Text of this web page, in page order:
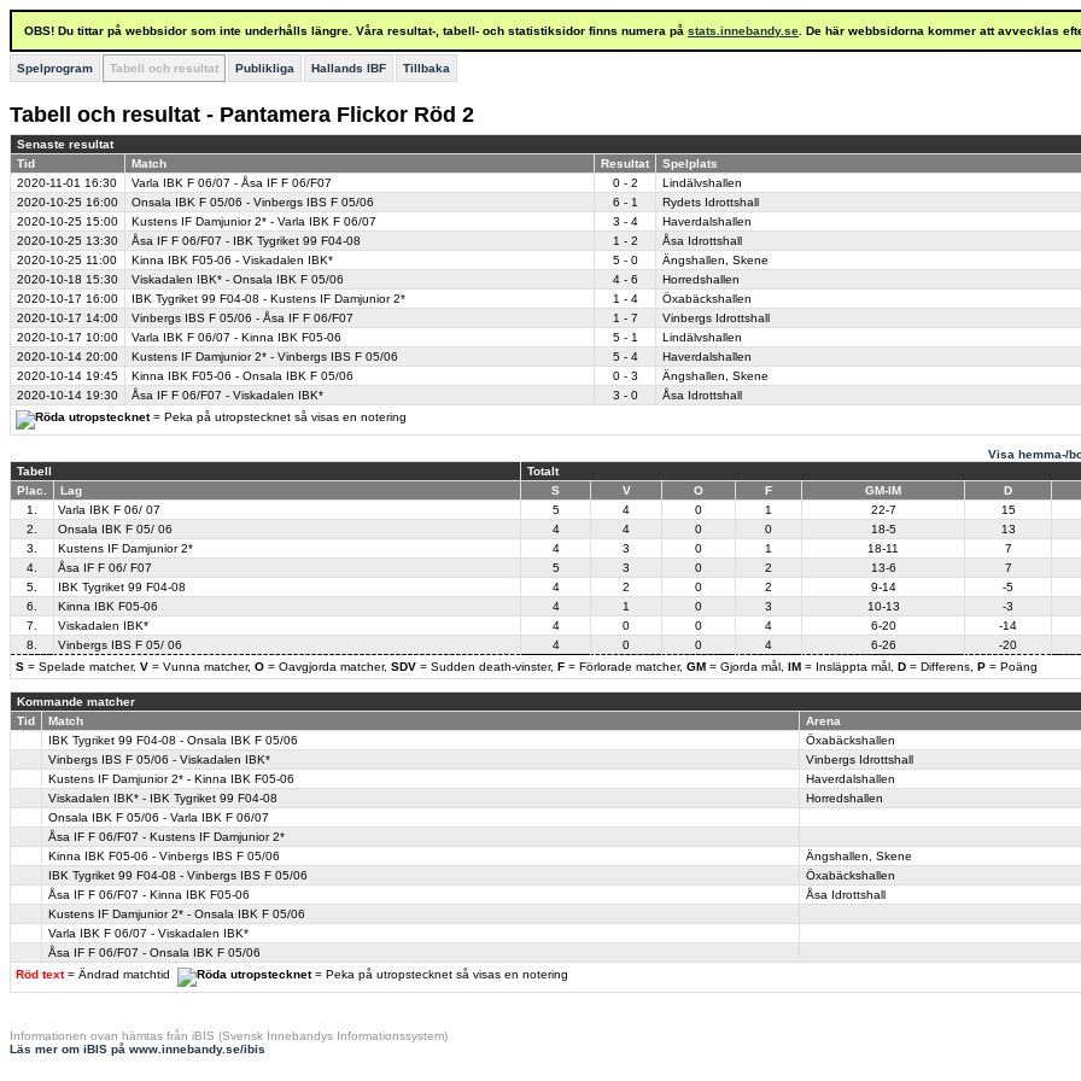
OBS! Du tittar på webbsidor som inte underhålls längre. Våra resultat-, tabell- och statistiksidor finns numera på stats.innebandy.se . De här webbsidorna kommer att avvecklas
Spelprogram Tabell och resultat Publikliga Hallands IBF Tillbaka
Tabell och resultat - Pantamera Flickor Röd 2
Senaste resultat
Tid
Match Resultat Spelplats
= Peka på utropstecknet så visas en notering
2020-11-01 16:30 Varla IBK F 06/07 - Åsa IF F 06/F07 0 - 2
Lindälvshallen
2020-10-25 16:00 Onsala IBK F 05/06 - Vinbergs IBS F 05/06 6 - 1
Rydets Idrottshall
2020-10-25 15:00 Kustens IF Damjunior 2* - Varla IBK F 06/07 3 - 4
Haverdalshallen
2020-10-25 13:30 Åsa IF F 06/F07 - IBK Tygriket 99 F04-08 1 - 2
Åsa Idrottshall
2020-10-25 11:00 Kinna IBK F05-06 - Viskadalen IBK* 5 - 0
Ängshallen, Skene
2020-10-18 15:30 Viskadalen IBK* - Onsala IBK F 05/06 4 - 6
Horredshallen
2020-10-17 16:00 IBK Tygriket 99 F04-08 - Kustens IF Damjunior 2* 1 - 4
Öxabäckshallen
2020-10-17 14:00 Vinbergs IBS F 05/06 - Åsa IF F 06/F07 1 - 7
Vinbergs Idrottshall
2020-10-17 10:00 Varla IBK F 06/07 - Kinna IBK F05-06 5 - 1
Lindälvshallen
2020-10-14 20:00 Kustens IF Damjunior 2* - Vinbergs IBS F 05/06 5 - 4
Haverdalshallen
2020-10-14 19:45 Kinna IBK F05-06 - Onsala IBK F 05/06 0 - 3
Ängshallen, Skene
2020-10-14 19:30 Åsa IF F 06/F07 - Viskadalen IBK* 3 - 0 Åsa Idrottshall
Visa hemma-/
Tabell
Totalt
Plac.
Lag S V O F GM-IM D
S = Spelade matcher, V = Vunna matcher, O = Oavgjorda matcher, SDV = Sudden death-vinster, F = Förlorade matcher, GM = Gjorda mål, IM = Insläppta mål, D = Differens, P = Poäng
1. Varla IBK F 06/ 07 5 4 0 1 22-7 15
2.
Onsala IBK F 05/ 06 4 4 0 0 18-5 13
3.
Kustens IF Damjunior 2* 4 3 0 1 18-11 7
4.
Åsa IF F 06/ F07 5 3 0 2 13-6 7
5.
IBK Tygriket 99 F04-08 4 2 0 2 9-14 -5
6.
Kinna IBK F05-06 4 1 0 3 10-13 -3
7.
Viskadalen IBK* 4 0 0 4 6-20 -14
8.
Vinbergs IBS F 05/ 06 4 0 0 4 6-26 -20
Kommande matcher
Tid
Match Arena
Röd text = Ändrad matchtid = Peka på utropstecknet så visas en notering
IBK Tygriket 99 F04-08 - Onsala IBK F 05/06
Öxabäckshallen
Vinbergs IBS F 05/06 - Viskadalen IBK*
Vinbergs Idrottshall
Kustens IF Damjunior 2* - Kinna IBK F05-06
Haverdalshallen
Viskadalen IBK* - IBK Tygriket 99 F04-08
Horredshallen
Onsala IBK F 05/06 - Varla IBK F 06/07
Åsa IF F 06/F07 - Kustens IF Damjunior 2*
Kinna IBK F05-06 - Vinbergs IBS F 05/06
Ängshallen, Skene
IBK Tygriket 99 F04-08 - Vinbergs IBS F 05/06
Öxabäckshallen
Åsa IF F 06/F07 - Kinna IBK F05-06
Åsa Idrottshall
Kustens IF Damjunior 2* - Onsala IBK F 05/06
Varla IBK F 06/07 - Viskadalen IBK*
Åsa IF F 06/F07 - Onsala IBK F 05/06
Informationen ovan hämtas från iBIS (Svensk Innebandys Informationssystem)
Läs mer om iBIS på www.innebandy.se/ibis